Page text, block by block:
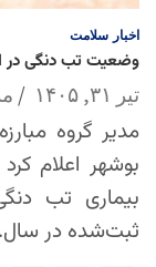
اخبار سلامت
وضعیت تب دنگی در
تیر ۳۱, ۱۴۰۵
مدیر گروه
بوشهر اعلام
بیماری تب
ثبت‌شده در